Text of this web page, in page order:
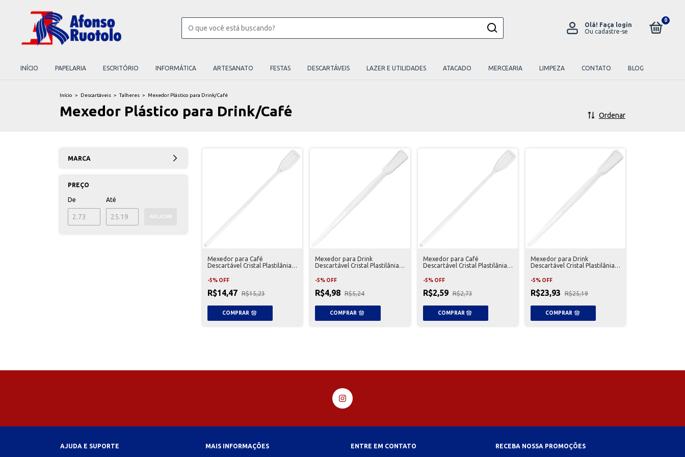
Olá! Faça login
Ou cadastre-se
0
INÍCIO PAPELARIA ESCRITÓRIO INFORMÁTICA ARTESANATO FESTAS DESCARTÁVEIS LAZER E UTILIDADES ATACADO MERCEARIA LIMPEZA CONTATO BLOG
Início > Descartáveis > Talheres > Mexedor Plástico para Drink/Café
Mexedor Plástico para Drink/Café Ordenar
MARCA
PREÇO
De Até
APLICAR
Mexedor para Café
Descartável Cristal Plastilânia
-5% OFF
R$14,47 R$15,23
Mexedor para Drink
Descartável Cristal Plastilânia
-5% OFF
R$4,98 R$5,24
Mexedor para Café
Descartável Cristal Plastilânia
-5% OFF
R$2,59 R$2,73
Mexedor para Drink
Descartável Cristal Plastilânia
-5% OFF
R$23,93 R$25,19
AJUDA E SUPORTE MAIS INFORMAÇÕES ENTRE EM CONTATO RECEBA NOSSA PROMOÇÕES